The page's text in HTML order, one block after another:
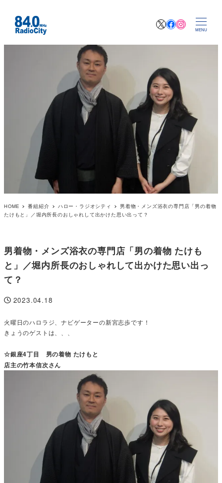
XFacebook
MENU
HOME 番組紹介 ハロー・ラジオシティ
男着物・メンズ浴衣の専門店「男の着物
たけもと」／堀内所長のおしゃれして出かけた思い出って？
男着物・メンズ浴衣の専門店「男の着物 たけも
と」／堀内所長のおしゃれして出かけた思い出っ
て？
投稿日
2023.04.18
火曜日のハロラジ、ナビゲーターの新宮志歩です！
きょうのゲストは、、、
☆銀座4丁目 男の着物 たけもと
店主の竹本信次さん